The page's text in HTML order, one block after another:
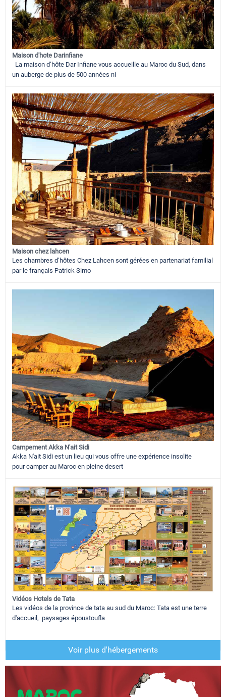
Maison d'hote Darinfiane
La maison d’hôte Dar Infiane vous accueille au Maroc du Sud, dans
un auberge de plus de 500 années ni
Maison chez lahcen
Les chambres d’hôtes Chez Lahcen sont gérées en partenariat familial
par le français Patrick Simo
Campement Akka N'ait Sidi
Akka N'ait Sidi est un lieu qui vous offre une expérience insolite
pour camper au Maroc en pleine desert
Vidéos Hotels de Tata
Les vidéos de la province de tata au sud du Maroc: Tata est une terre
d'accueil, paysages époustoufla
Voir plus d'hébergements